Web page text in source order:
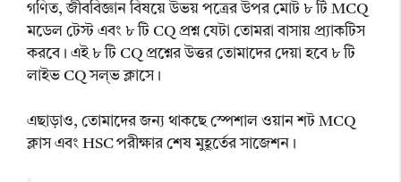
গণিত, জীববিজ্ঞান বিষয়ে উভয় পত্রের উপর মোট ৮ টি MCQ
মডেল টেস্ট এবং ৮ টি CQ প্রশ্ন যেটা তোমরা বাসায় প্র্যাকটিস
করবে। এই ৮ টি CQ প্রশ্নের উত্তর তোমাদের দেয়া হবে ৮ টি
লাইভ CQ সল্ভ ক্লাসে।
এছাড়াও, তোমাদের জন্য থাকছে স্পেশাল ওয়ান শট MCQ
ক্লাস এবং HSC পরীক্ষার শেষ মুহূর্তের সাজেশন।